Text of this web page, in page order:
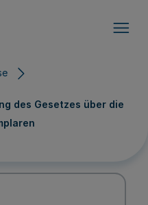
des Gesetzes über die